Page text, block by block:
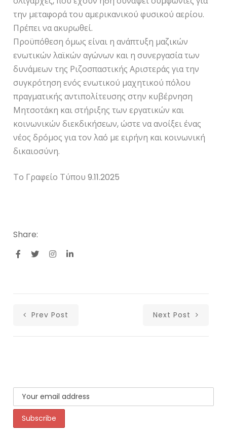
την μεταφορά του αμερικανικού φυσικού αερίου.
Πρέπει να ακυρωθεί.
Προϋπόθεση όμως είναι η ανάπτυξη μαζικών
ενωτικών λαϊκών αγώνων και η συνεργασία των
δυνάμεων της Ριζοσπαστικής Αριστεράς για την
συγκρότηση ενός ενωτικού μαχητικού πόλου
πραγματικής αντιπολίτευσης στην κυβέρνηση
Μητσοτάκη και στήριξης των εργατικών και
κοινωνικών διεκδικήσεων, ώστε να ανοίξει ένας
νέος δρόμος για τον λαό με ειρήνη και κοινωνική
δικαιοσύνη.
Το Γραφείο Τύπου 9.11.2025
Share:
Prev Post Next Post